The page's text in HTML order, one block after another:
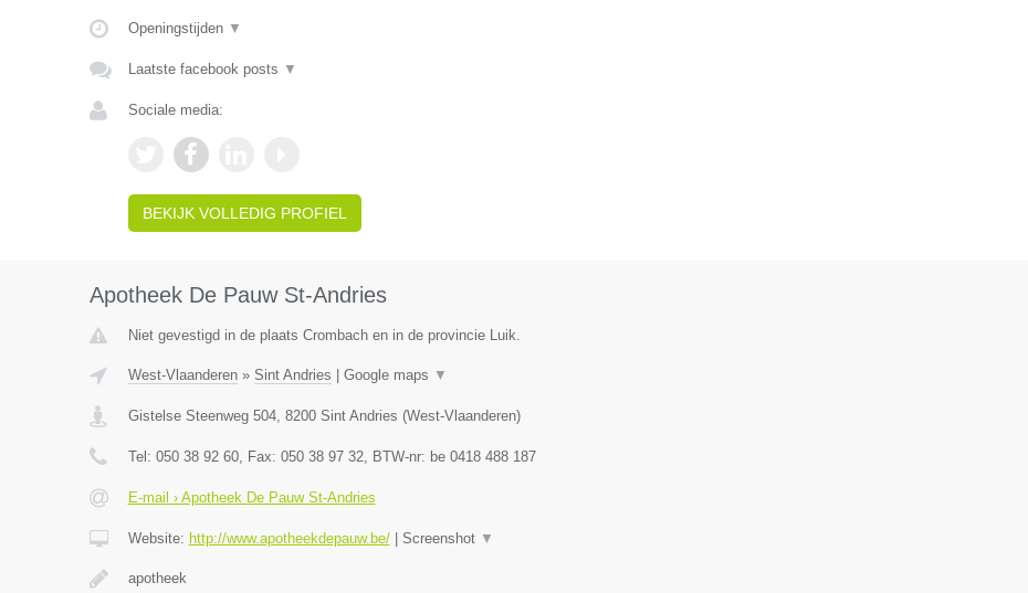
Openingstijden ▼
Laatste facebook posts ▼
Sociale media:
BEKIJK VOLLEDIG PROFIEL
Apotheek De Pauw St-Andries
Niet gevestigd in de plaats Crombach en in de provincie Luik.
West-Vlaanderen» Sint Andries Google maps ▼
Gistelse Steenweg 504, 8200 Sint Andries (West-Vlaanderen)
Tel: 050 38 92 60, Fax: 050 38 97 32, BTW-nr: be 0418 488 187
E-mail › Apotheek De Pauw St-Andries
Website: http://www.apotheekdepauw.be/| Screenshot ▼
apotheek